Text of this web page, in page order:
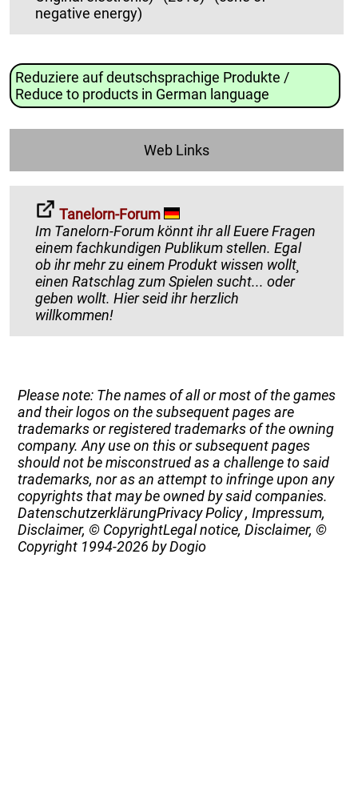
negative energy)
Reduziere auf deutschsprachige Produkte /
Reduce to products in German language
Web Links
Tanelorn-Forum
Im Tanelorn-Forum könnt ihr all Euere Fragen
einem fachkundigen Publikum stellen. Egal
ob ihr mehr zu einem Produkt wissen wollt¸
einen Ratschlag zum Spielen sucht... oder
geben wollt. Hier seid ihr herzlich
willkommen!
Please note: The names of all or most of the games
and their logos on the subsequent pages are
trademarks or registered trademarks of the owning
company. Any use on this or subsequent pages
should not be misconstrued as a challenge to said
trademarks, nor as an attempt to infringe upon any
copyrights that may be owned by said companies.
DatenschutzerklärungPrivacy Policy,Impressum,
Disclaimer, © CopyrightLegal notice, Disclaimer, ©
Copyright 1994-2026 by Dogio